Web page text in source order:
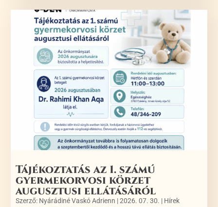
Tájékoztatás az 1. számú
gyermekorvosi körzet
augusztusi ellátásáról
Szerző: Nyárádiné Vaskó Adrienn |2026. 07. 30. | Hírek